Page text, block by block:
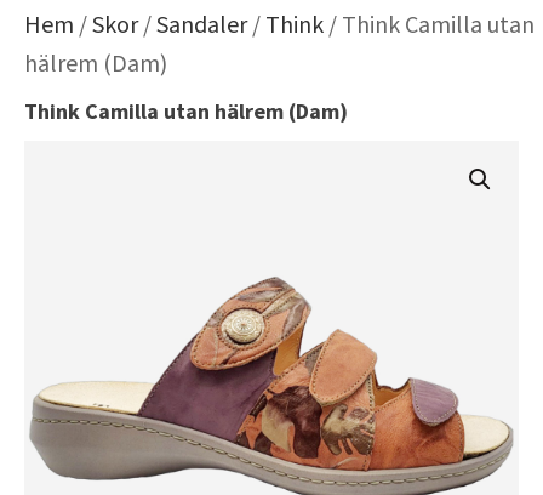
Hem /Skor/Sandaler/ Think / Think Camilla utan
hälrem (Dam)
Think Camilla utan hälrem (Dam)